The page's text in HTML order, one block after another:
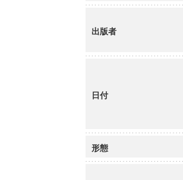
出版者
日付
形態